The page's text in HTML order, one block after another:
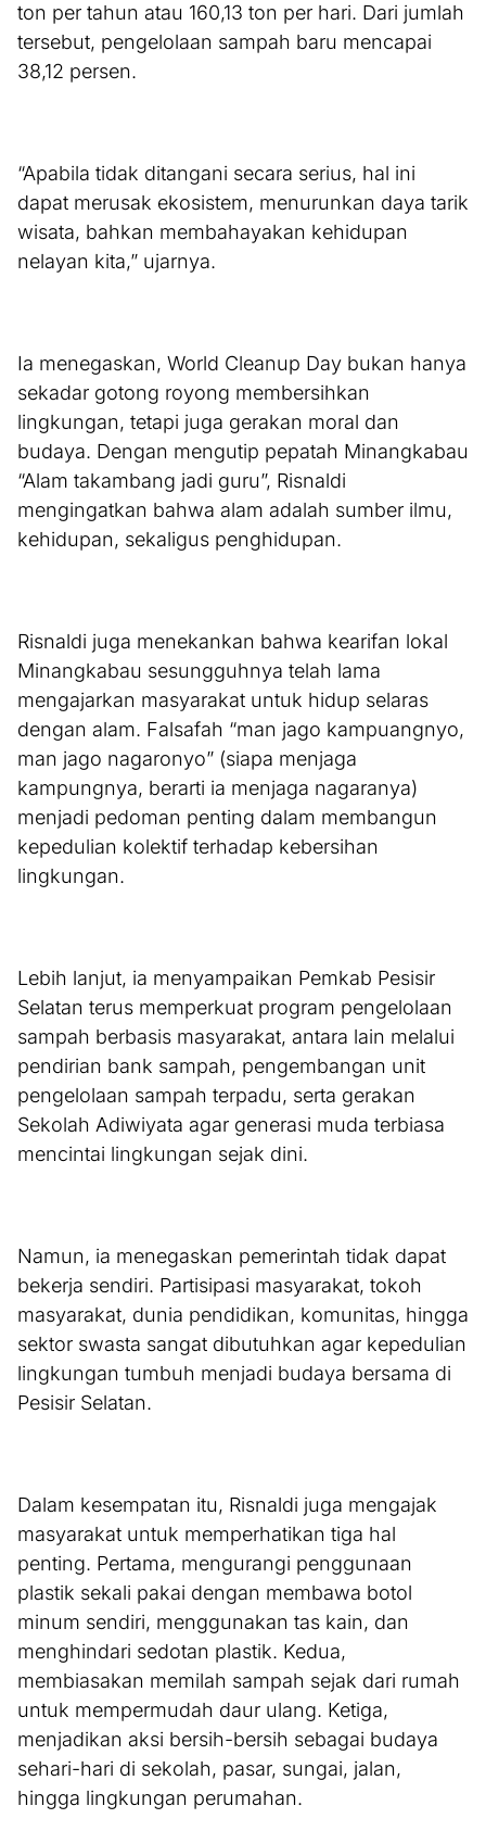
ton per tahun atau 160,13 ton per hari. Dari jumlah
tersebut, pengelolaan sampah baru mencapai
38,12 persen.
“Apabila tidak ditangani secara serius, hal ini
dapat merusak ekosistem, menurunkan daya tarik
wisata, bahkan membahayakan kehidupan
nelayan kita,” ujarnya.
Ia menegaskan, World Cleanup Day bukan hanya
sekadar gotong royong membersihkan
lingkungan, tetapi juga gerakan moral dan
budaya. Dengan mengutip pepatah Minangkabau
“Alam takambang jadi guru”, Risnaldi
mengingatkan bahwa alam adalah sumber ilmu,
kehidupan, sekaligus penghidupan.
Risnaldi juga menekankan bahwa kearifan lokal
Minangkabau sesungguhnya telah lama
mengajarkan masyarakat untuk hidup selaras
dengan alam. Falsafah “man jago kampuangnyo,
man jago nagaronyo” (siapa menjaga
kampungnya, berarti ia menjaga nagaranya)
menjadi pedoman penting dalam membangun
kepedulian kolektif terhadap kebersihan
lingkungan.
Lebih lanjut, ia menyampaikan Pemkab Pesisir
Selatan terus memperkuat program pengelolaan
sampah berbasis masyarakat, antara lain melalui
pendirian bank sampah, pengembangan unit
pengelolaan sampah terpadu, serta gerakan
Sekolah Adiwiyata agar generasi muda terbiasa
mencintai lingkungan sejak dini.
Namun, ia menegaskan pemerintah tidak dapat
bekerja sendiri. Partisipasi masyarakat, tokoh
masyarakat, dunia pendidikan, komunitas, hingga
sektor swasta sangat dibutuhkan agar kepedulian
lingkungan tumbuh menjadi budaya bersama di
Pesisir Selatan.
Dalam kesempatan itu, Risnaldi juga mengajak
masyarakat untuk memperhatikan tiga hal
penting. Pertama, mengurangi penggunaan
plastik sekali pakai dengan membawa botol
minum sendiri, menggunakan tas kain, dan
menghindari sedotan plastik. Kedua,
membiasakan memilah sampah sejak dari rumah
untuk mempermudah daur ulang. Ketiga,
menjadikan aksi bersih-bersih sebagai budaya
sehari-hari di sekolah, pasar, sungai, jalan,
hingga lingkungan perumahan.